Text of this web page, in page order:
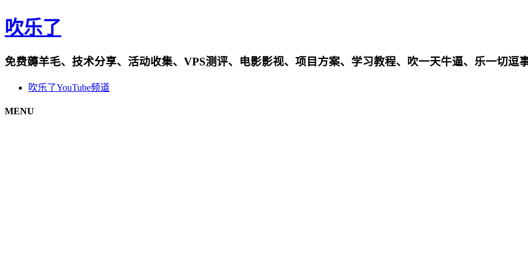
吹乐了
免费薅羊毛、技术分享、活动收集、VPS测评、电影影视、项目方案、学习教程、吹一天牛逼、乐一切逗
吹乐了YouTube频道
MENU